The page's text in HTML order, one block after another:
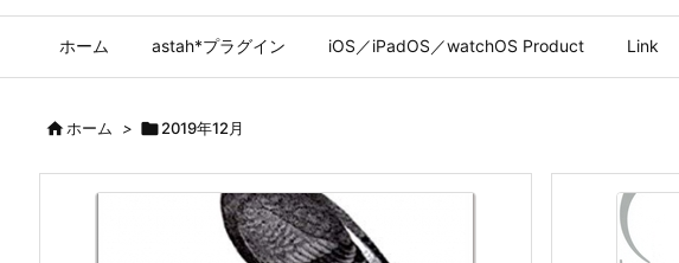
ホーム astah*プラグイン iOS／iPadOS／watchOS Product Link
ホーム > 2019年12月